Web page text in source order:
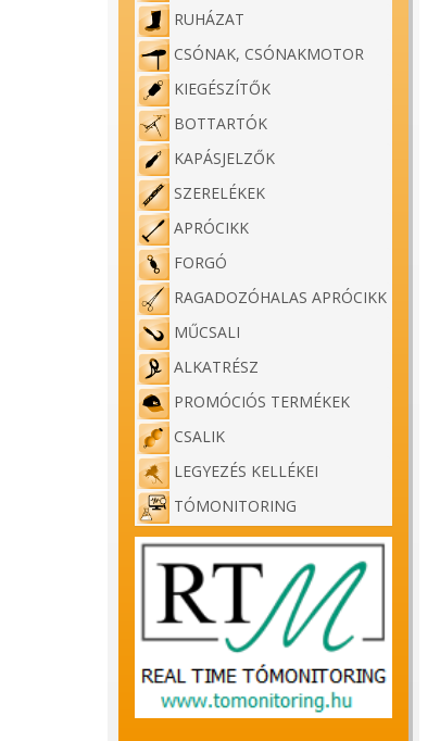
RUHÁZAT
CSÓNAK, CSÓNAKMOTOR
KIEGÉSZÍTŐK
BOTTARTÓK
KAPÁSJELZŐK
SZERELÉKEK
APRÓCIKK
FORGÓ
RAGADOZÓHALAS APRÓCIKK
MŰCSALI
ALKATRÉSZ
PROMÓCIÓS TERMÉKEK
CSALIK
LEGYEZÉS KELLÉKEI
TÓMONITORING